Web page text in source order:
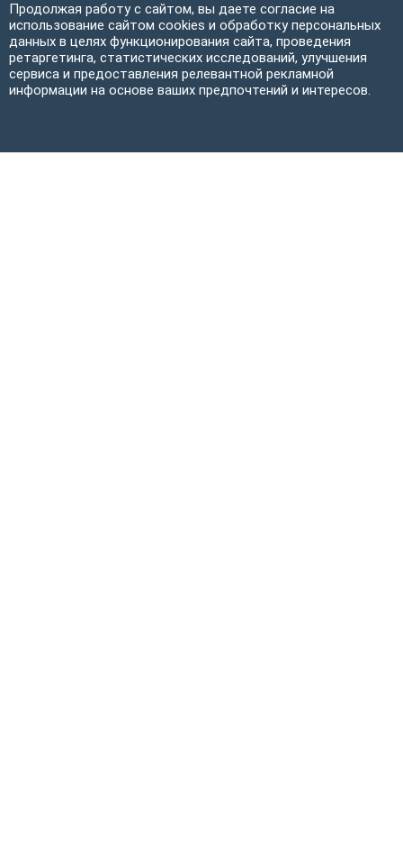
Продолжая работу с сайтом, вы даете согласие на
использование сайтом cookies и обработку персональных
данных в целях функционирования сайта, проведения
ретаргетинга, статистических исследований, улучшения
сервиса и предоставления релевантной рекламной
информации на основе ваших предпочтений и интересов.